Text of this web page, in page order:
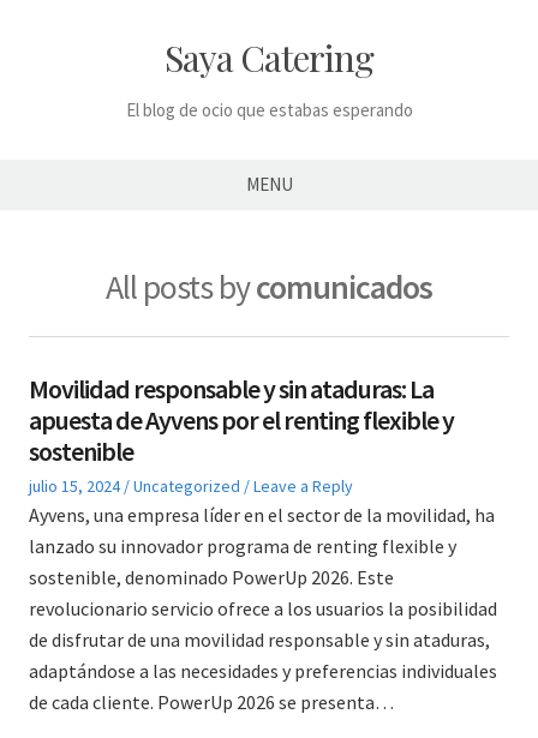
Saya Catering
El blog de ocio que estabas esperando
MENU
All posts bycomunicados
Movilidad responsable y sin ataduras: La
apuesta de Ayvens por el renting flexible y
sostenible
Posted
on
julio 15, 2024
Posted
in
Uncategorized Leave a Reply
Ayvens, una empresa líder en el sector de la movilidad, ha
lanzado su innovador programa de renting flexible y
sostenible, denominado PowerUp 2026. Este
revolucionario servicio ofrece a los usuarios la posibilidad
de disfrutar de una movilidad responsable y sin ataduras,
adaptándose a las necesidades y preferencias individuales
de cada cliente. PowerUp 2026 se presenta…